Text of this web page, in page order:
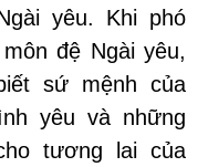
yêu. Khi phó
đệ Ngài yêu,
sứ mệnh của
yêu và những
tương lai của